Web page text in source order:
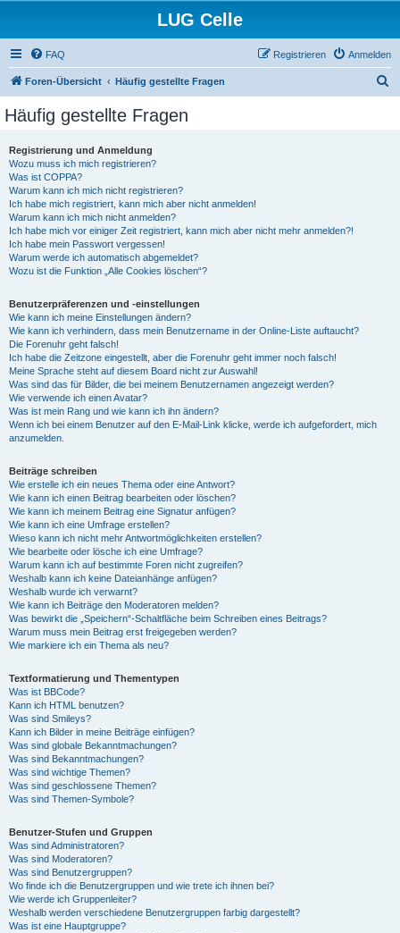
LUG Celle
FAQ Anmelden
Registrieren
Foren-Übersicht Häufig gestellte Fragen
Häufig gestellte Fragen
Registrierung und Anmeldung
Wozu muss ich mich registrieren?
Was ist COPPA?
Warum kann ich mich nicht registrieren?
Ich habe mich registriert, kann mich aber nicht anmelden!
Warum kann ich mich nicht anmelden?
Ich habe mich vor einiger Zeit registriert, kann mich aber nicht mehr anmelden?!
Ich habe mein Passwort vergessen!
Warum werde ich automatisch abgemeldet?
Wozu ist die Funktion „Alle Cookies löschen“?
Benutzerpräferenzen und -einstellungen
Wie kann ich meine Einstellungen ändern?
Wie kann ich verhindern, dass mein Benutzername in der Online-Liste auftaucht?
Die Forenuhr geht falsch!
Ich habe die Zeitzone eingestellt, aber die Forenuhr geht immer noch falsch!
Meine Sprache steht auf diesem Board nicht zur Auswahl!
Was sind das für Bilder, die bei meinem Benutzernamen angezeigt werden?
Wie verwende ich einen Avatar?
Was ist mein Rang und wie kann ich ihn ändern?
Wenn ich bei einem Benutzer auf den E-Mail-Link klicke, werde ich aufgefordert, mich
anzumelden.
Beiträge schreiben
Wie erstelle ich ein neues Thema oder eine Antwort?
Wie kann ich einen Beitrag bearbeiten oder löschen?
Wie kann ich meinem Beitrag eine Signatur anfügen?
Wie kann ich eine Umfrage erstellen?
Wieso kann ich nicht mehr Antwortmöglichkeiten erstellen?
Wie bearbeite oder lösche ich eine Umfrage?
Warum kann ich auf bestimmte Foren nicht zugreifen?
Weshalb kann ich keine Dateianhänge anfügen?
Weshalb wurde ich verwarnt?
Wie kann ich Beiträge den Moderatoren melden?
Was bewirkt die „Speichern“-Schaltfläche beim Schreiben eines Beitrags?
Warum muss mein Beitrag erst freigegeben werden?
Wie markiere ich ein Thema als neu?
Textformatierung und Thementypen
Was ist BBCode?
Kann ich HTML benutzen?
Was sind Smileys?
Kann ich Bilder in meine Beiträge einfügen?
Was sind globale Bekanntmachungen?
Was sind Bekanntmachungen?
Was sind wichtige Themen?
Was sind geschlossene Themen?
Was sind Themen-Symbole?
Benutzer-Stufen und Gruppen
Was sind Administratoren?
Was sind Moderatoren?
Was sind Benutzergruppen?
Wo finde ich die Benutzergruppen und wie trete ich ihnen bei?
Wie werde ich Gruppenleiter?
Weshalb werden verschiedene Benutzergruppen farbig dargestellt?
Was ist eine Hauptgruppe?